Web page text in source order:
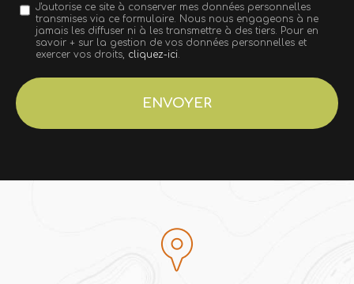
Message
J'autorise ce site à conserver mes données personnelles
transmises via ce formulaire. Nous nous engageons à ne
jamais les diffuser ni à les transmettre à des tiers. Pour en
savoir + sur la gestion de vos données personnelles et
exercer vos droits, cliquez-ici
RGPD
*
ENVOYER